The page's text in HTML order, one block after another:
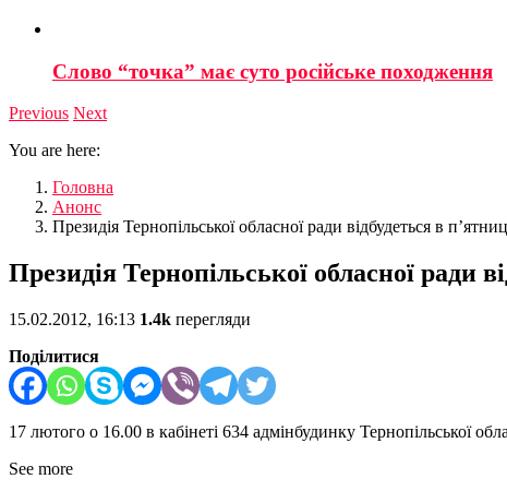
Слово “точка” має суто російське походження
Previous Next
You are here:
Головна
Анонс
Президія Тернопільської обласної ради відбудеться в
Президія Тернопільської обласної ради
15.02.2012, 16:13 1.4k перегляди
Поділитися
17 лютого о 16.00 в кабінеті 634 адмінбудинку Тернопільської
See more